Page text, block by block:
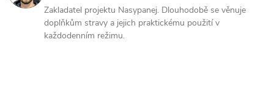
Zakladatel projektu Nasypanej. Dlouhodobě se věnuje
doplňkům stravy a jejich praktickému použití v
každodenním režimu.